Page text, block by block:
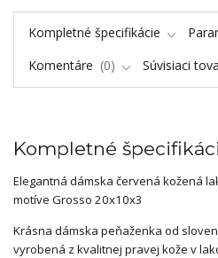
Kompletné špecifikácie
Komentáre
0 Súvisiaci
Kompletné
Elegantná dámska červená kožená
motíve Grosso 20x10x3
Krásna dámska peňaženka od
vyrobená z kvalitnej pravej kože v